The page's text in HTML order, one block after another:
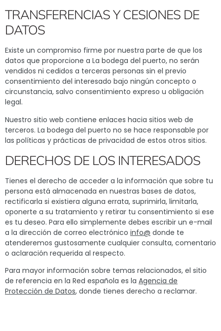
TRANSFERENCIAS Y CESIONES DE
DATOS
Existe un compromiso firme por nuestra parte de que los
datos que proporcione a La bodega del puerto, no serán
vendidos ni cedidos a terceras personas sin el previo
consentimiento del interesado bajo ningún concepto o
circunstancia, salvo consentimiento expreso u obligación
legal.
Nuestro sitio web contiene enlaces hacia sitios web de
terceros. La bodega del puerto no se hace responsable por
las políticas y prácticas de privacidad de estos otros sitios.
DERECHOS DE LOS INTERESADOS
Tienes el derecho de acceder a la información que sobre tu
persona está almacenada en nuestras bases de datos,
rectificarla si existiera alguna errata, suprimirla, limitarla,
oponerte a su tratamiento y retirar tu consentimiento si ese
es tu deseo. Para ello simplemente debes escribir un e-mail
a la dirección de correo electrónico info@ donde te
atenderemos gustosamente cualquier consulta, comentario
o aclaración requerida al respecto.
Para mayor información sobre temas relacionados, el sitio
de referencia en la Red española es la Agencia de
Protección de Datos, donde tienes derecho a reclamar.